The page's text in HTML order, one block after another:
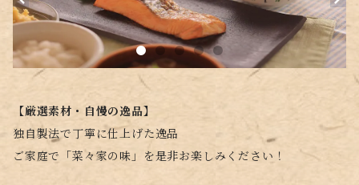
【厳選素材・自慢の逸品】
独自製法で丁寧に仕上げた逸品
ご家庭で「菜々家の味」を是非お楽しみください！